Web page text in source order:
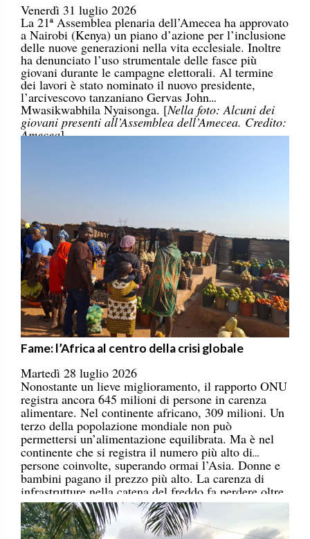
Venerdì 31 luglio 2026
La 21ª Assemblea plenaria dell’Amecea ha approvato
a Nairobi (Kenya) un piano d’azione per l’inclusione
delle nuove generazioni nella vita ecclesiale. Inoltre
ha denunciato l’uso strumentale delle fasce più
giovani durante le campagne elettorali. Al termine
dei lavori è stato nominato il nuovo presidente,
l’arcivescovo tanzaniano Gervas John
Mwasikwabhila Nyaisonga. [Nella foto: Alcuni dei
giovani presenti all’Assemblea dell’Amecea. Credito:
Amecea]
Fame: l’Africa al centro della crisi globale
Martedì 28 luglio 2026
Nonostante un lieve miglioramento, il rapporto ONU
registra ancora 645 milioni di persone in carenza
alimentare. Nel continente africano, 309 milioni. Un
terzo della popolazione mondiale non può
permettersi un’alimentazione equilibrata. Ma è nel
continente che si registra il numero più alto di
persone coinvolte, superando ormai l’Asia. Donne e
bambini pagano il prezzo più alto. La carenza di
infrastrutture nella catena del freddo fa perdere oltre
un terzo della produzione di frutta, verdura, pesce e
latticini.